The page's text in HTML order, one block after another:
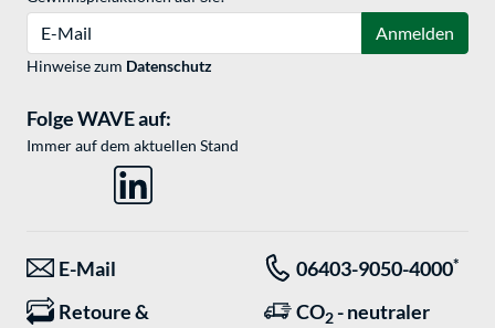
Anmelden
Hinweise zum Datenschutz
Folge WAVE auf:
Immer auf dem aktuellen Stand
E-Mail 06403-9050-4000*
Retoure &
CO2 - neutraler